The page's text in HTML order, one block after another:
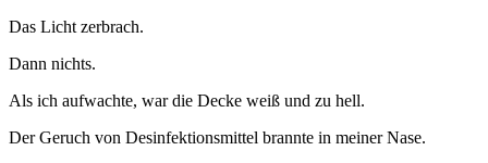
Das Licht zerbrach.
Dann nichts.
Als ich aufwachte, war die Decke weiß und zu hell.
Der Geruch von Desinfektionsmittel brannte in meiner Nase.